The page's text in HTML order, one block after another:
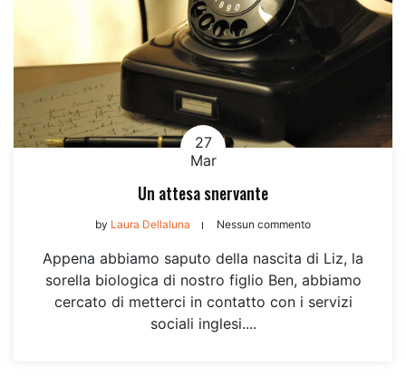
27
Mar
Un attesa snervante
by Laura Dellaluna Nessun commento
Appena abbiamo saputo della nascita di Liz, la
sorella biologica di nostro figlio Ben, abbiamo
cercato di metterci in contatto con i servizi
sociali inglesi....